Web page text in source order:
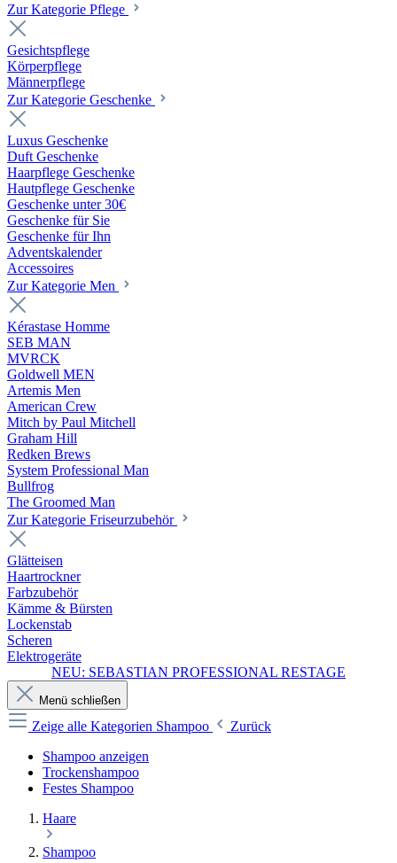
Zur Kategorie Pflege
Gesichtspflege
Körperpflege
Männerpflege
Zur Kategorie Geschenke
Luxus Geschenke
Duft Geschenke
Haarpflege Geschenke
Hautpflege Geschenke
Geschenke unter 30€
Geschenke für Sie
Geschenke für Ihn
Adventskalender
Accessoires
Zur Kategorie Men
Kérastase Homme
SEB MAN
MVRCK
Goldwell MEN
Artemis Men
American Crew
Mitch by Paul Mitchell
Graham Hill
Redken Brews
System Professional Man
Bullfrog
The Groomed Man
Zur Kategorie Friseurzubehör
Glätteisen
Haartrockner
Farbzubehör
Kämme & Bürsten
Lockenstab
Scheren
Elektrogeräte
NEU: SEBASTIAN PROFESSIONAL RESTAGE
Menü schließen
Zeige alle Kategorien Shampoo
Zurück
Shampoo anzeigen
Trockenshampoo
Festes Shampoo
Haare
Shampoo